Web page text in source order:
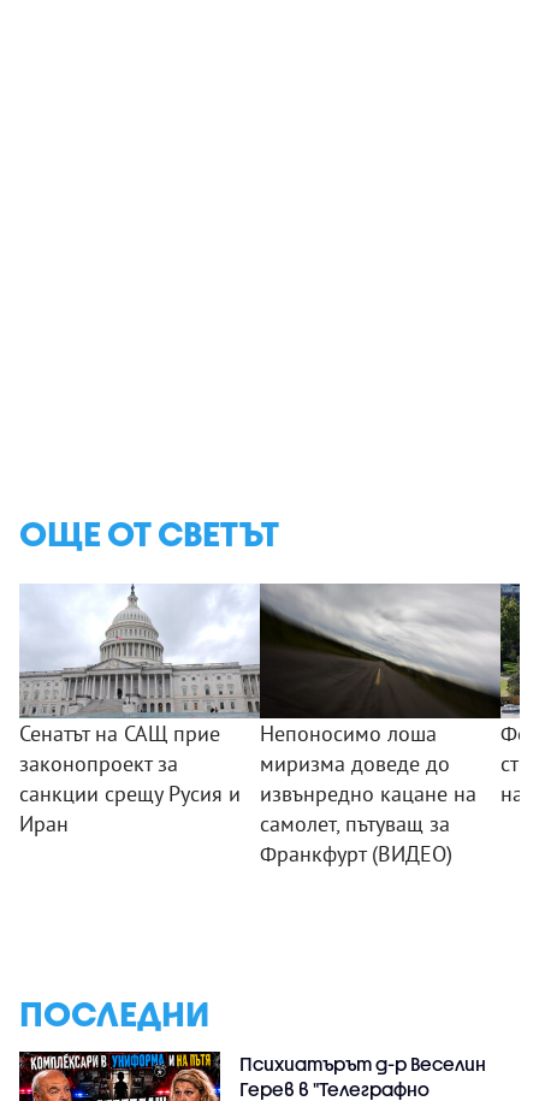
ОЩЕ ОТ СВЕТЪТ
Сенатът на САЩ прие
законопроект за
санкции срещу Русия и
Иран
Непоносимо лоша
миризма доведе до
извънредно кацане на
самолет, пътуващ за
Франкфурт (ВИДЕО)
на
ПОСЛЕДНИ
Психиатърът д-р Веселин
Герев в "Телеграфно